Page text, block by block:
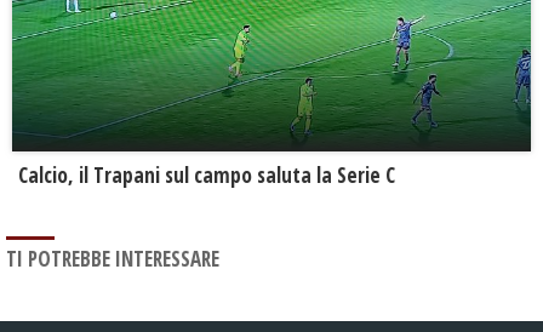
Calcio, il Trapani sul campo saluta la Serie C
TI POTREBBE INTERESSARE